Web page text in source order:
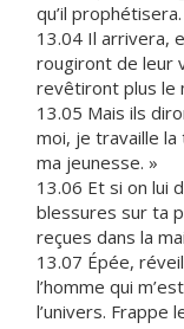
qu’il prophétisera.
13.04 Il arrivera,
rougiront de leur
revêtiront plus le
13.05 Mais ils
moi, je travaille la
ma jeunesse. »
13.06 Et si on lui
blessures sur ta
reçues dans la
13.07 Épée,
l’homme qui
l’univers.